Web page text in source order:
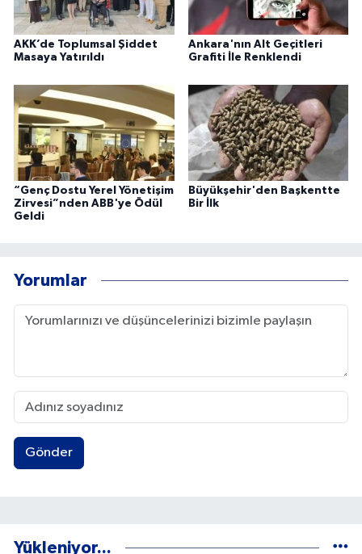
AKK’de Toplumsal Şiddet
Masaya Yatırıldı
Ankara'nın Alt Geçitleri
Grafiti İle Renklendi
“Genç Dostu Yerel Yönetişim
Zirvesi”nden ABB'ye Ödül
Geldi
Büyükşehir'den Başkentte
Bir İlk
Yorumlar
Gönder
Yükleniyor...